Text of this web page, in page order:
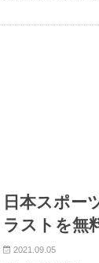
日本スポー
ラストを無
2021.09.05